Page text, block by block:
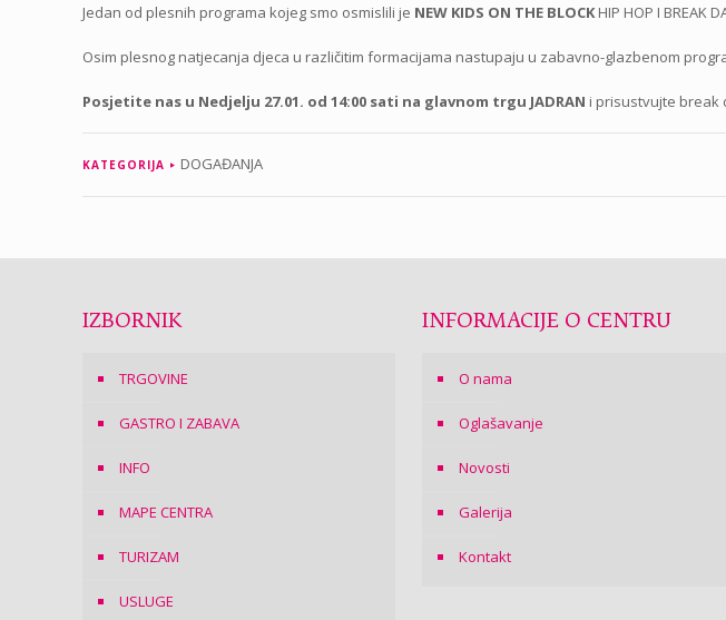
Jedan od plesnih programa kojeg smo osmislili je NEW KIDS ON THE BLOCKHIP HOP I BREAK
Osim plesnog natjecanja djeca u različitim formacijama nastupaju u zabavno-glazbenom
Posjetite nas u Nedjelju 27.01. od 14:00 sati na glavnom trgu JADRAN i prisustvujte break
KATEGORIJA DOGAĐANJA
IZBORNIK
TRGOVINE
GASTRO I ZABAVA
INFO
MAPE CENTRA
TURIZAM
USLUGE
INFORMACIJE O CENTRU
O nama
Oglašavanje
Novosti
Galerija
Kontakt